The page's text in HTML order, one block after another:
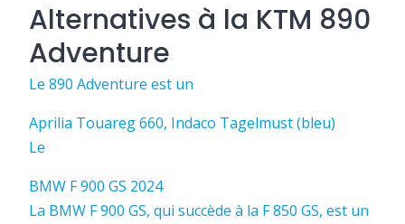
Alternatives à la KTM 890
Adventure
Le 890 Adventure est un
Aprilia Touareg 660, Indaco Tagelmust (bleu)
Le
BMW F 900 GS 2024
La BMW F 900 GS, qui succède à la F 850 ​​GS, est un